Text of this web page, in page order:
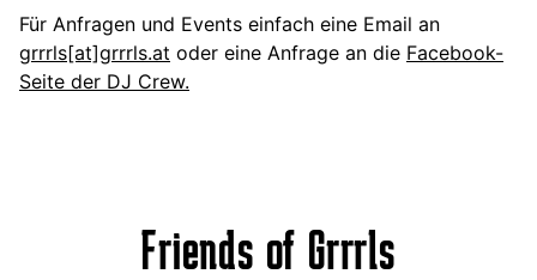
Für Anfragen und Events einfach eine Email an
grrrls[at]grrrls.at oder eine Anfrage an die Facebook-
Seite der DJ Crew.
Friends of Grrrls